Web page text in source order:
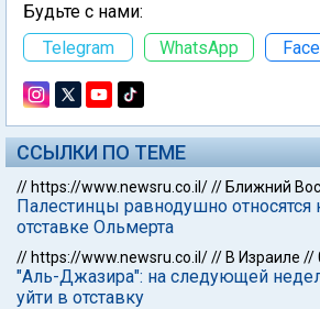
Будьте с нами:
Telegram
WhatsApp
ССЫЛКИ ПО ТЕМЕ
// https://www.newsru.co.il/// Ближний
Палестинцы равнодушно относятся
отставке Ольмерта
// https://www.newsru.co.il/// В Израиле //
"Аль-Джазира": на следующей
уйти в отставку